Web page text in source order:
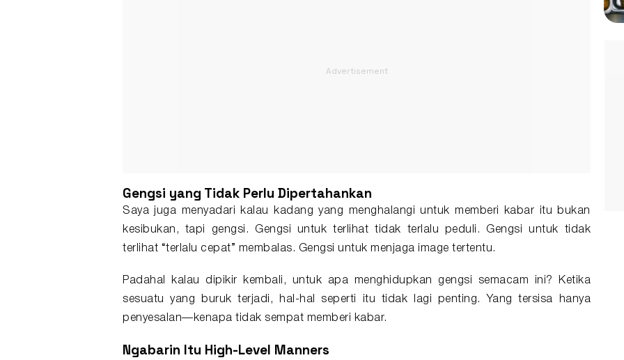
Gengsi yang Tidak Perlu Dipertahankan
Saya juga menyadari kalau kadang yang menghalangi untuk memberi kabar itu bukan
kesibukan, tapi gengsi. Gengsi untuk terlihat tidak terlalu peduli. Gengsi untuk tidak
terlihat “terlalu cepat” membalas. Gengsi untuk menjaga image tertentu.
Padahal kalau dipikir kembali, untuk apa menghidupkan gengsi semacam ini? Ketika
sesuatu yang buruk terjadi, hal-hal seperti itu tidak lagi penting. Yang tersisa hanya
penyesalan—kenapa tidak sempat memberi kabar.
Ngabarin Itu High-Level Manners